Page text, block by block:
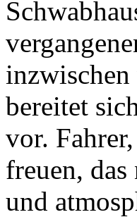
bereitet
vor.
freuen,
und